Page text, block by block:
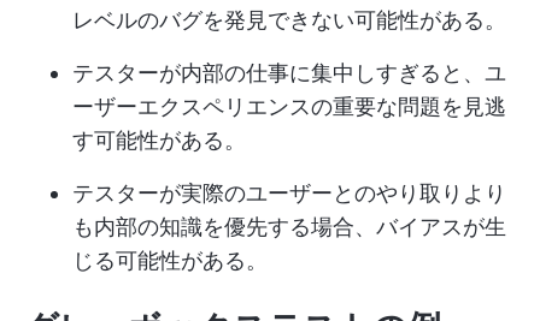
レベルのバグを発見できない可能性がある。
テスターが内部の仕事に集中しすぎると、ユ
ーザーエクスペリエンスの重要な問題を見逃
す可能性がある。
テスターが実際のユーザーとのやり取りより
も内部の知識を優先する場合、バイアスが生
じる可能性がある。